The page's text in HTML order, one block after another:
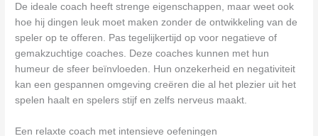
De ideale coach heeft strenge eigenschappen, maar weet ook
hoe hij dingen leuk moet maken zonder de ontwikkeling van de
speler op te offeren. Pas tegelijkertijd op voor negatieve of
gemakzuchtige coaches. Deze coaches kunnen met hun
humeur de sfeer beïnvloeden. Hun onzekerheid en negativiteit
kan een gespannen omgeving creëren die al het plezier uit het
spelen haalt en spelers stijf en zelfs nerveus maakt.
Een relaxte coach met intensieve oefeningen